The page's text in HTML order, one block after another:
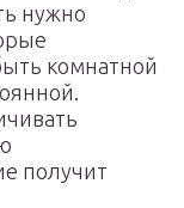
нужно
комнатной
получит